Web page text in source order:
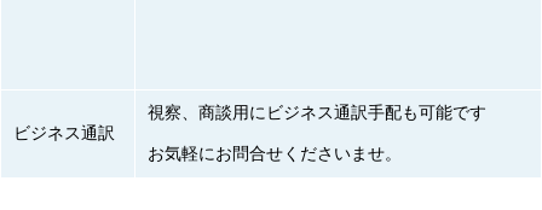
ビジネス通訳
視察、商談用にビジネス通訳手配も可能です
お気軽にお問合せくださいませ。